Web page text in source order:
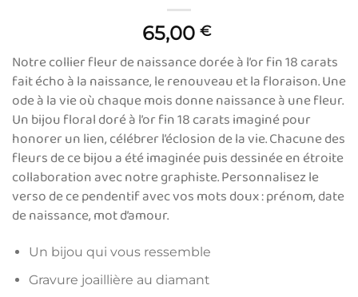
65,00 €
Notre collier fleur de naissance dorée à l’or fin 18 carats
fait écho à la naissance, le renouveau et la floraison. Une
ode à la vie où chaque mois donne naissance à une fleur.
Un bijou floral doré à l’or fin 18 carats imaginé pour
honorer un lien, célébrer l’éclosion de la vie. Chacune des
fleurs de ce bijou a été imaginée puis dessinée en étroite
collaboration avec notre graphiste. Personnalisez le
verso de ce pendentif avec vos mots doux : prénom, date
de naissance, mot d’amour.
Un bijou qui vous ressemble
Gravure joaillière au diamant